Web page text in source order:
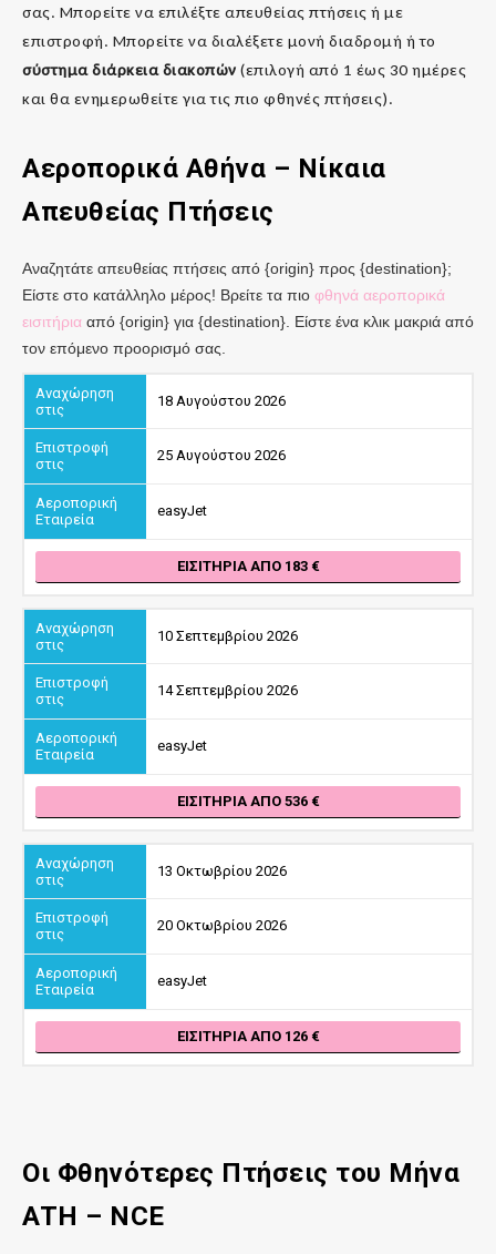
σας. Μπορείτε να επιλέξτε απευθείας πτήσεις ή με
επιστροφή. Μπορείτε να διαλέξετε μονή διαδρομή ή το
σύστημα διάρκεια διακοπών (επιλογή από 1 έως 30 ημέρες
και θα ενημερωθείτε για τις πιο φθηνές πτήσεις).
Αεροπορικά Αθήνα – Νίκαια
Απευθείας Πτήσεις
Αναζητάτε απευθείας πτήσεις από {origin} προς {destination};
Είστε στο κατάλληλο μέρος! Βρείτε τα πιο φθηνά αεροπορικά
εισιτήρια από {origin} για {destination}. Είστε ένα κλικ μακριά από
τον επόμενο προορισμό σας.
18 Αυγούστου 2026
25 Αυγούστου 2026
easyJet
ΕΙΣΙΤΉΡΙΑ ΑΠΌ 183
10 Σεπτεμβρίου 2026
14 Σεπτεμβρίου 2026
easyJet
ΕΙΣΙΤΉΡΙΑ ΑΠΌ 536
13 Οκτωβρίου 2026
20 Οκτωβρίου 2026
easyJet
ΕΙΣΙΤΉΡΙΑ ΑΠΌ 126
Οι Φθηνότερες Πτήσεις του Μήνα
ATH – NCE